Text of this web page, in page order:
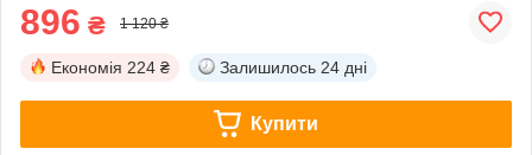
896 ₴ 1 120 ₴
Економія 224 ₴ Залишилось 24 дні
Купити